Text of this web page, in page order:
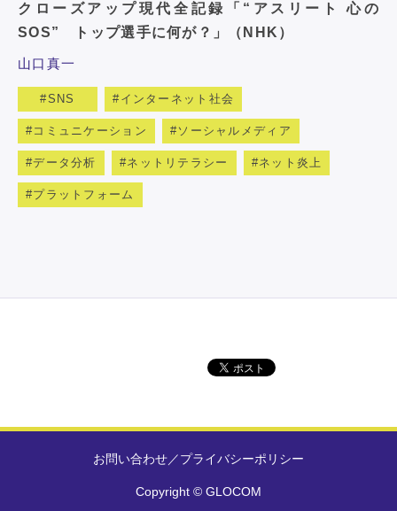
クローズアップ現代全記録「“アスリート 心の
SOS” トップ選手に何が？」（NHK）
山口真一
SNS インターネット社会
コミュニケーション ソーシャルメディア
データ分析 ネットリテラシー ネット炎上
プラットフォーム
お問い合わせ／プライバシーポリシー
Copyright © GLOCOM